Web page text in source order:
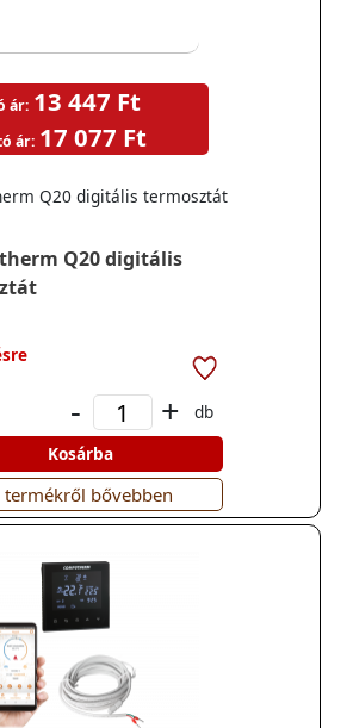
Q20 digitális
Q20 digitális termosztát
ár: 13 447 Ft
ár: 17 077 Ft
- +
db
Kosárba
termékről bővebben